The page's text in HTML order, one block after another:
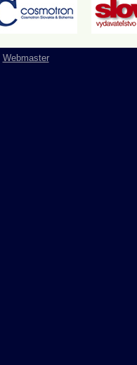
Webmaster